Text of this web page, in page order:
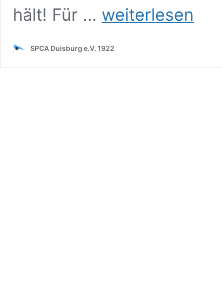
hält! Für …
Ruhrvival
weiterlesen
SPCA Duisburg e.V. 1922